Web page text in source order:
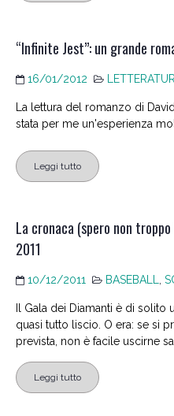
“Infinite Jest”: un grande
16/01/2012
La lettura del romanzo di
stata per me un'esperienza
Leggi tutto
La cronaca (spero non
2011
10/12/2011 BASEBALL
Il Gala dei Diamanti è di
quasi tutto liscio. O era: se si
prevista, non è facile uscirne
Leggi tutto